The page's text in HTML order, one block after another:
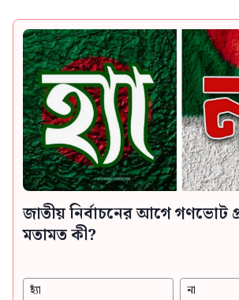
জাতীয় নির্বাচনের আগে গণভোট
মতামত কী?
হ্যাঁ না